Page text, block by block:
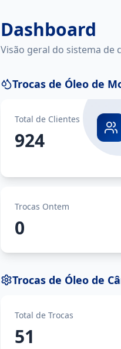
Dashboard
Visão geral do sistema de
Trocas de Óleo de
Total de Clientes
924
Trocas Ontem
0
Trocas de Óleo de
Total de Trocas
51